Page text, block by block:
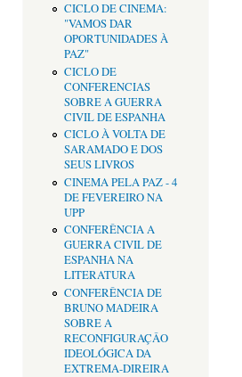
CICLO DE CINEMA:
"VAMOS DAR
OPORTUNIDADES À
PAZ"
CICLO DE
CONFERENCIAS
SOBRE A GUERRA
CIVIL DE ESPANHA
CICLO À VOLTA DE
SARAMADO E DOS
SEUS LIVROS
CINEMA PELA PAZ - 4
DE FEVEREIRO NA
UPP
CONFERÊNCIA A
GUERRA CIVIL DE
ESPANHA NA
LITERATURA
CONFERÊNCIA DE
BRUNO MADEIRA
SOBRE A
RECONFIGURAÇÂO
IDEOLÓGICA DA
EXTREMA-DIREIRA